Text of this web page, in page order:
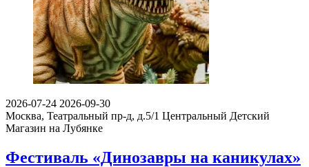
2026-07-24 2026-09-30
Москва, Театральный пр-д, д.5/1 Центральный Детский
Магазин на Лубянке
Фестиваль «Динозавры на каникулах»